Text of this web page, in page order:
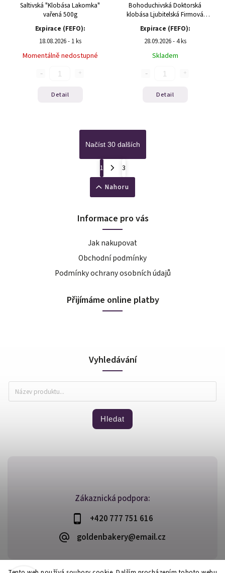
Saltivská "Klobása Lakomka"
vařená 500g
Expirace (FEFO):
18.08.2026 - 1 ks
Momentálně nedostupné
Detail
Bohoduchivská Doktorská
klobása Ljubitelská Firmová
600g(1/9)
Expirace (FEFO):
28.09.2026 - 4 ks
Skladem
Detail
Načíst 30 dalších
1
3
Nahoru
Zákaznická podpora:
+420 777 751 616
goldenbakery@email.cz
Informace pro vás
Jak nakupovat
Obchodní podmínky
Podmínky ochrany osobních údajů
Přijímáme online platby
Vyhledávání
Hledat